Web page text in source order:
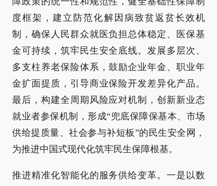
度框架，建立防范化解因病致贫返贫长效机
制，确保人民群众就医负担总体稳定、医保基
金可持续，筑牢民生安全底线。发展多层次、
多支柱养老保险体系，鼓励企业年金、职业年
金扩面提质，引导商业保险开发差异化产品。
最后，构建全周期风险应对机制，创新新业态
就业者参保机制，形成“兜底保障保基本、市场
供给提质量、社会参与补短板”的民生安全网，
为推进中国式现代化筑牢民生保障根基。
推进精准化智能化的服务供给变革。一是以数